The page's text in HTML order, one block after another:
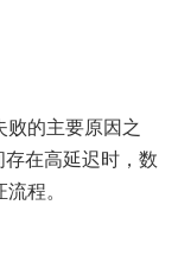
的主要原因之
在高延迟时，数
程。